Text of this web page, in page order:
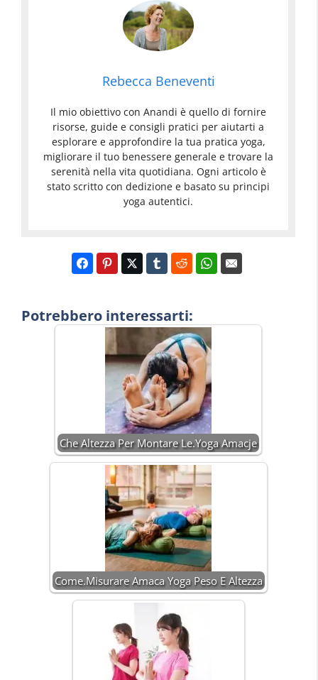
Rebecca Beneventi
Il mio obiettivo con Anandi è quello di fornire
risorse, guide e consigli pratici per aiutarti a
esplorare e approfondire la tua pratica yoga,
migliorare il tuo benessere generale e trovare la
serenità nella vita quotidiana. Ogni articolo è
stato scritto con dedizione e basato su principi
yoga autentici.
Potrebbero interessarti:
Che Altezza Per Montare Le.Yoga Amacje
Come.Misurare Amaca Yoga Peso E Altezza